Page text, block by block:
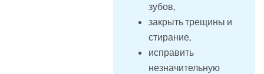
зубов,
закрыть трещины и
стирание,
исправить
незначительную